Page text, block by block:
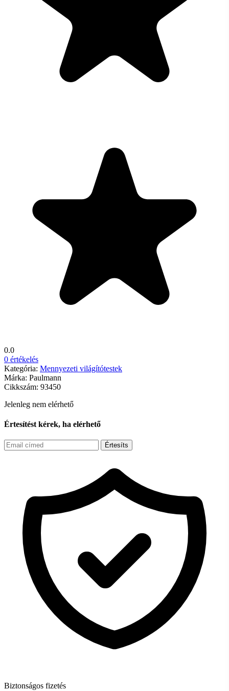
0.0
0 értékelés
Kategória: Mennyezeti világítótestek
Márka: Paulmann
Cikkszám: 93450
Jelenleg nem elérhető
Értesítést kérek, ha elérhető
Értesíts
Biztonságos fizetés